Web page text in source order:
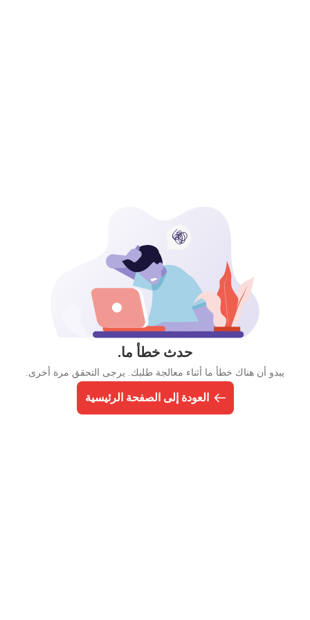
حدث خطأ ما.
يبدو أن هناك خطأ ما أثناء معالجة طلبك. يرجى التحقق مرة أخرى.
العودة إلى الصفحة الرئيسية